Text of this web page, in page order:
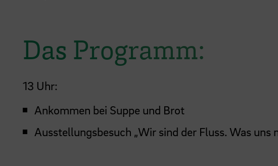
Das Programm:
13 Uhr:
Ankommen bei Suppe und Brot
Ausstellungsbesuch „Wir sind der Fluss. Was uns